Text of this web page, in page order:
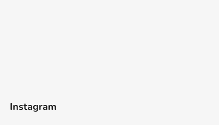
Instagram